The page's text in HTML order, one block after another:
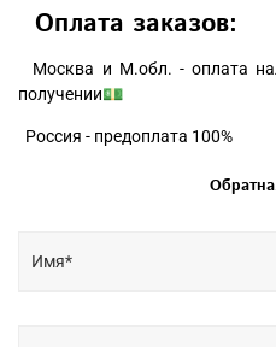
Оплата заказов:
Москва и М.обл. - оплата
получении💵
Россия - предоплата 100%